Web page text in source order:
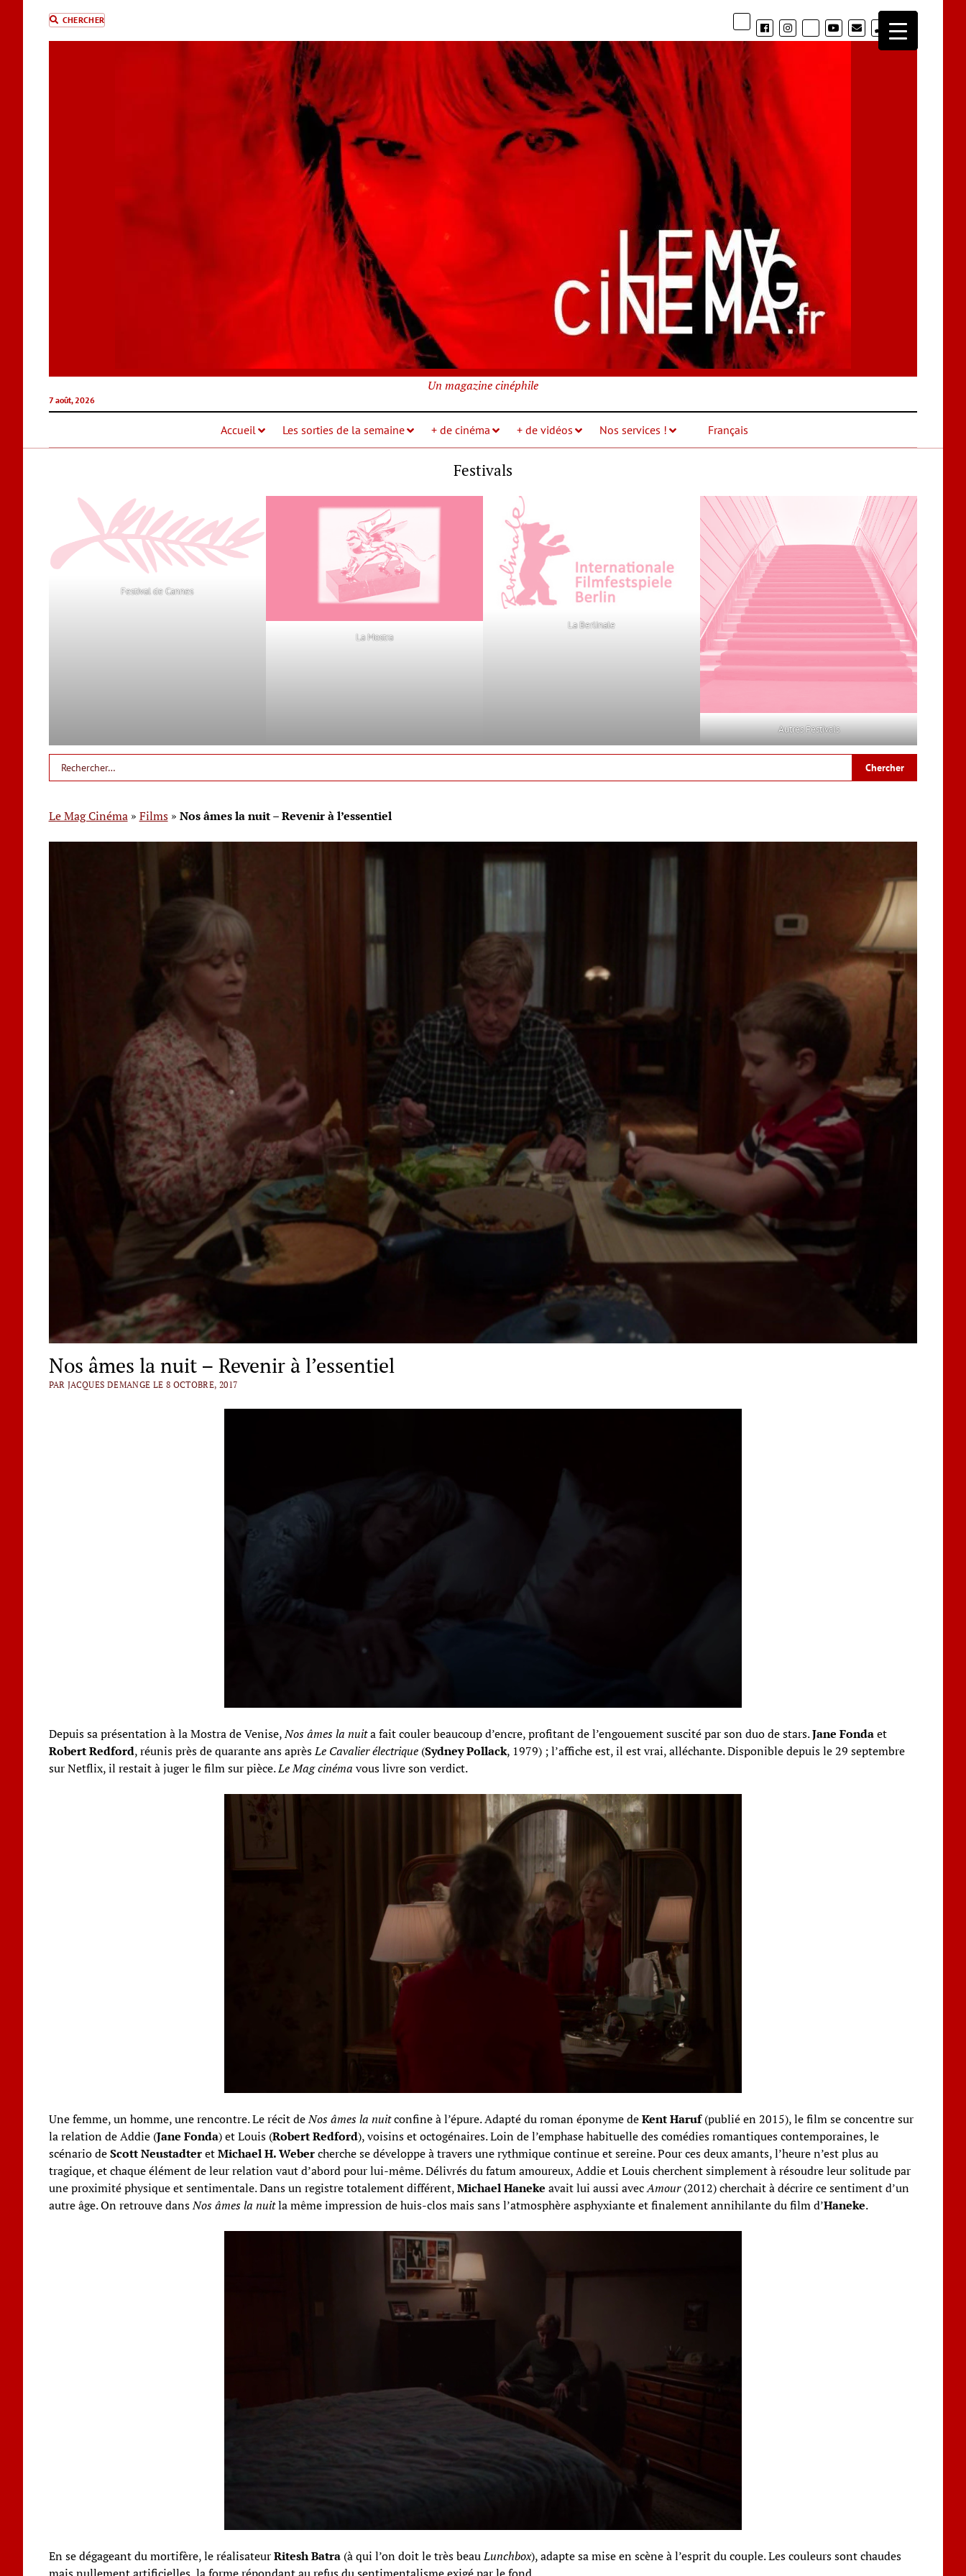
CHERCHER phone
7 août, 2026
Un magazine cinéphile
Accueil Les sorties de la semaine + de cinéma + de vidéos Nos services ! Français
Festivals
Festival de Cannes
La Mostra
La Berlinale
Autres Festivals
Le Mag Cinéma» Films» Nos âmes la nuit – Revenir à l’essentiel
Nos âmes la nuit – Revenir à l’essentiel
PAR JACQUES DEMANGE LE 8 OCTOBRE, 2017
Depuis sa présentation à la Mostra de Venise,Nos âmes la nuita fait couler beaucoup d’encre, profitant de l’engouement suscité par son duo de stars.Jane Fondaet
Robert Redford, réunis près de quarante ans aprèsLe Cavalier électrique (Sydney Pollack, 1979) ; l’affiche est, il est vrai, alléchante. Disponible depuis le 29 septembre
sur Netflix, il restait à juger le film sur pièce.Le Mag cinéma vous livre son verdict.
Une femme, un homme, une rencontre. Le récit deNos âmes la nuitconfine à l’épure. Adapté du roman éponyme deKent Haruf(publié en 2015), le film se concentre sur
la relation de Addie (Jane Fonda) et Louis (Robert Redford), voisins et octogénaires. Loin de l’emphase habituelle des comédies romantiques contemporaines, le
scénario deScott NeustadteretMichael H. Webercherche se développe à travers une rythmique continue et sereine. Pour ces deux amants, l’heure n’est plus au
tragique, et chaque élément de leur relation vaut d’abord pour lui-même. Délivrés du fatum amoureux, Addie et Louis cherchent simplement à résoudre leur solitude par
une proximité physique et sentimentale. Dans un registre totalement différent,Michael Haneke avait lui aussi avecAmour(2012) cherchait à décrire ce sentiment d’un
autre âge. On retrouve dansNos âmes la nuitla même impression de huis-clos mais sans l’atmosphère asphyxiante et finalement annihilante du film d’Haneke.
En se dégageant du mortifère, le réalisateurRitesh Batra(à qui l’on doit le très beauLunchbox), adapte sa mise en scène à l’esprit du couple. Les couleurs sont chaudes